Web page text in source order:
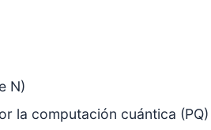
N)
la computación cuántica (PQ)